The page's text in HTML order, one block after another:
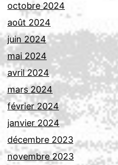
octobre 2024
août 2024
juin 2024
mai 2024
avril 2024
mars 2024
février 2024
janvier 2024
décembre 2023
novembre 2023